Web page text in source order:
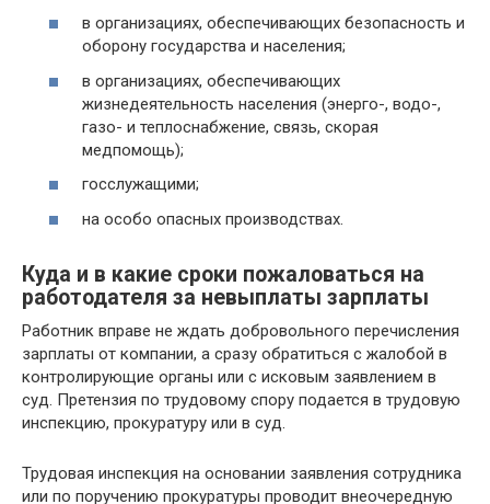
в организациях, обеспечивающих безопасность и
оборону государства и населения;
в организациях, обеспечивающих
жизнедеятельность населения (энерго-, водо-,
газо- и теплоснабжение, связь, скорая
медпомощь);
госслужащими;
на особо опасных производствах.
Куда и в какие сроки пожаловаться на
работодателя за невыплаты зарплаты
Работник вправе не ждать добровольного перечисления
зарплаты от компании, а сразу обратиться с жалобой в
контролирующие органы или с исковым заявлением в
суд. Претензия по трудовому спору подается в трудовую
инспекцию, прокуратуру или в суд.
Трудовая инспекция на основании заявления сотрудника
или по поручению прокуратуры проводит внеочередную